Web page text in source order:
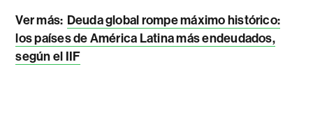
Ver más: Deuda global rompe máximo histórico:
los países de América Latina más endeudados,
según el IIF